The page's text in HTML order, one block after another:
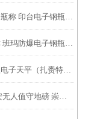
安康电子防爆钢瓶称 印台电子钢瓶秤 石嘴山C8控制仪表钢瓶秤
结古防爆钢瓶称 班玛防爆电子钢瓶秤 洛隆C602控制仪表钢瓶秤
科右中旗防腐蚀电子天平（扎赉特旗防腐蚀电子地磅）乌中旗隔爆桌秤故障维修
长宁防爆秤 静安无人值守地磅 崇明地磅 城桥汽车衡